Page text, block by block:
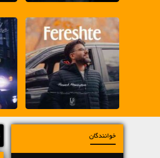
خوانندگان